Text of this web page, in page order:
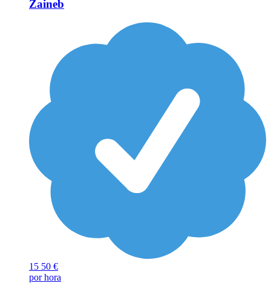
Zaineb
15 50 €
por hora